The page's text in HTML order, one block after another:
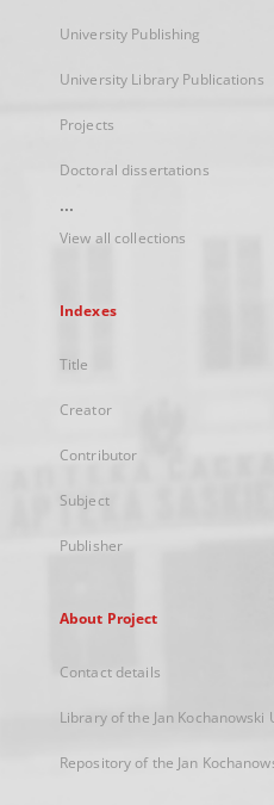
University Publishing
University Library Publications
Projects
Doctoral dissertations
...
View all collections
Indexes
Title
Creator
Contributor
Subject
Publisher
About Project
Contact details
Library of the Jan Kochanowski
Repository of the Jan